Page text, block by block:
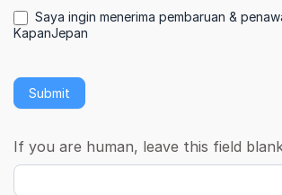
Saya ingin menerima pembaruan &
KapanJepan
Submit
If you are human, leave this field